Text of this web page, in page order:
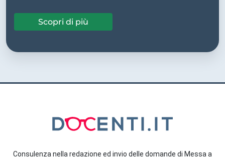
Scopri di più
Consulenza nella redazione ed invio delle domande di Messa a